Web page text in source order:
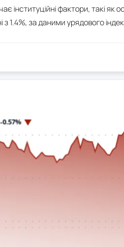
інституційні фактори, такі як
з 1.4%, за даними урядового